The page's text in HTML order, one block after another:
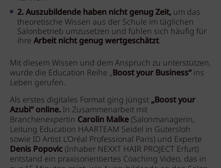
2.Auszubildende haben nicht genug Zeit, um das
theoretische Wissen aus der Schule im täglichen
Salonbetrieb umzusetzen und fühlen sich häufig für
ihre Arbeit nicht genug wertgeschätzt.
Mit diesem Wissen und dem Anspruch zu unterstützen,
wurde die Education Reihe „Boost your Business“ins
Leben gerufen.
Als erstes digitales Format ging jüngst„Boost your
Azubi“ online. In Zusammenarbeit mit
Branchenexpertin Carolin Malke(Salonmanagerin,
Leitung Education HAARTEAM Seidel in Gütersloh
sowie ID Artist L’Oréal Professional Paris) und Experte
Denis Popovic(Inhaber NEXXT HAIR PROJECT Erfurt)
entstand ein praxisorientiertes Coaching Video, das in